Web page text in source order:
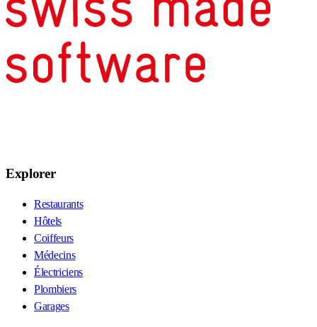
Explorer
Restaurants
Hôtels
Coiffeurs
Médecins
Électriciens
Plombiers
Garages